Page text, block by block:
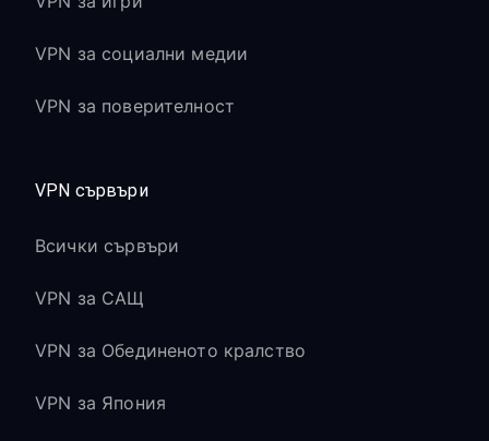
VPN за социални медии
VPN за поверителност
VPN сървъри
Всички сървъри
VPN за САЩ
VPN за Обединеното кралство
VPN за Япония